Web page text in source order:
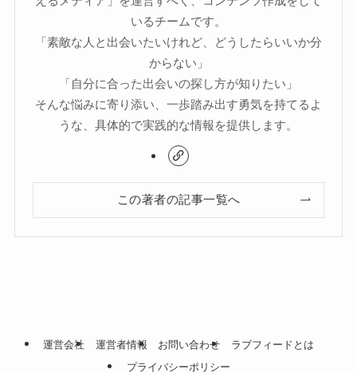
いるチームです。
「素敵な人と出会いたいけれど、どうしたらいいか分
からない」
「自分に合った出会いの探し方が知りたい」
そんな悩みに寄り添い、一歩踏み出す勇気を持てるよ
うな、具体的で実践的な情報を提供します。
この著者の記事一覧へ
運営会社 運営者情報 お問い合わせ
ラブフィードとは
プライバシーポリシー